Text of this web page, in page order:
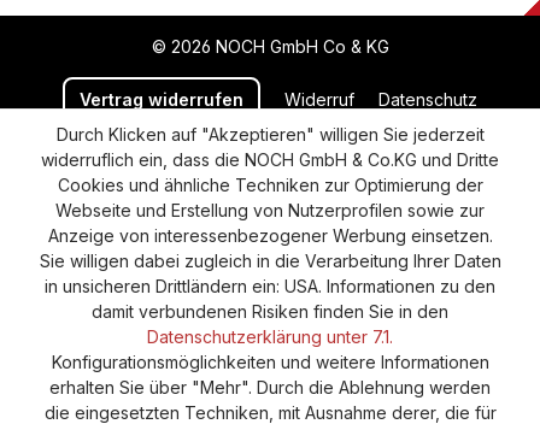
© 2026 NOCH GmbH Co & KG
Vertrag widerrufen Widerruf Datenschutz
Versand und Zahlung AGB
Impressum
Cookie-Einstellungen
Barrierefreiheitserklärung
Durch Klicken auf "Akzeptieren" willigen Sie jederzeit
widerruflich ein, dass die NOCH GmbH & Co.KG und Dritte
Cookies und ähnliche Techniken zur Optimierung der
Webseite und Erstellung von Nutzerprofilen sowie zur
Anzeige von interessenbezogener Werbung einsetzen.
Sie willigen dabei zugleich in die Verarbeitung Ihrer Daten
in unsicheren Drittländern ein: USA. Informationen zu den
damit verbundenen Risiken finden Sie in den
Datenschutzerklärung unter 7.1.
Konfigurationsmöglichkeiten und weitere Informationen
erhalten Sie über "Mehr". Durch die Ablehnung werden
die eingesetzten Techniken, mit Ausnahme derer, die für